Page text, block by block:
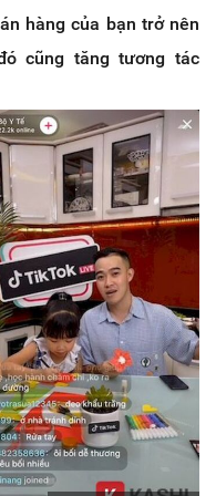
hàng của bạn trở nên
cũng tăng tương tác